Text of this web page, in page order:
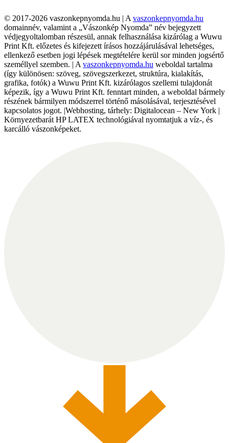
© 2017-2026 vaszonkepnyomda.hu | A vaszonkepnyomda.hu
domainnév, valamint a „Vászonkép Nyomda” név bejegyzett
védjegyoltalomban részesül, annak felhasználása kizárólag a Wuwu
Print Kft. előzetes és kifejezett írásos hozzájárulásával lehetséges,
ellenkező esetben jogi lépések megtételére kerül sor minden jogsértő
személlyel szemben. | A vaszonkepnyomda.hu weboldal tartalma
(így különösen: szöveg, szövegszerkezet, struktúra, kialakítás,
grafika, fotók) a Wuwu Print Kft. kizárólagos szellemi tulajdonát
képezik, így a Wuwu Print Kft. fenntart minden, a weboldal bármely
részének bármilyen módszerrel történő másolásával, terjesztésével
kapcsolatos jogot. |Webhosting, tárhely: Digitalocean – New York |
Környezetbarát HP LATEX technológiával nyomtatjuk a víz-, és
karcálló vászonképeket.